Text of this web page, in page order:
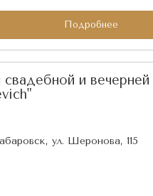
Подробнее
свадебной и
ул. Шеронова, 115